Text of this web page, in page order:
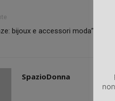
bijoux e accessori moda”
SpazioDonna